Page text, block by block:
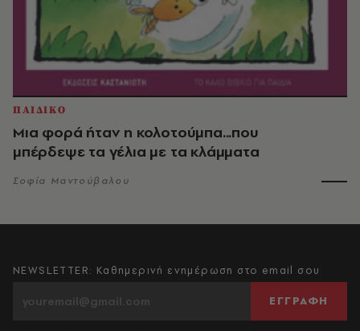
ΠΑΙΔΙΚΟ
Μια φορά ήταν η κολοτούμπα...που
μπέρδεψε τα γέλια με τα κλάμματα
Σοφία Μαντούβαλου
NEWSLETTER: Καθημερινή ενημέρωση στο email σου
ΕΓΓΡΑΦΗ